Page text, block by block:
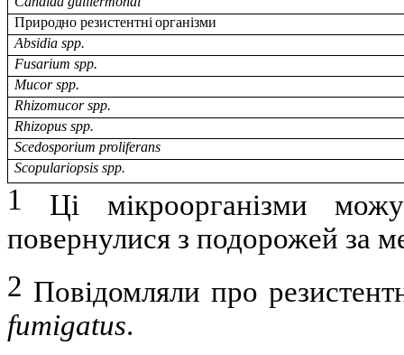
Природно резистентні організми
Absidia spp.
Fusarium spp.
Mucor spp.
Rhizomucor spp.
Rhizopus spp.
Scedosporium proliferans
Scopulariopsis spp.
1 Ці мікроорганізми
повернулися з подорожей за
2 Повідомляли про
fumigatus.